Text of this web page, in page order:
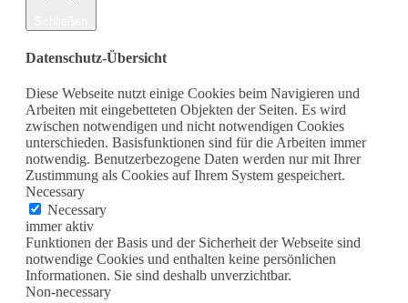
Datenschutz-Übersicht
Diese Webseite nutzt einige Cookies beim Navigieren und
Arbeiten mit eingebetteten Objekten der Seiten. Es wird
zwischen notwendigen und nicht notwendigen Cookies
unterschieden. Basisfunktionen sind für die Arbeiten immer
notwendig. Benutzerbezogene Daten werden nur mit Ihrer
Zustimmung als Cookies auf Ihrem System gespeichert.
Necessary
Necessary
immer aktiv
Funktionen der Basis und der Sicherheit der Webseite sind
notwendige Cookies und enthalten keine persönlichen
Informationen. Sie sind deshalb unverzichtbar.
Non-necessary